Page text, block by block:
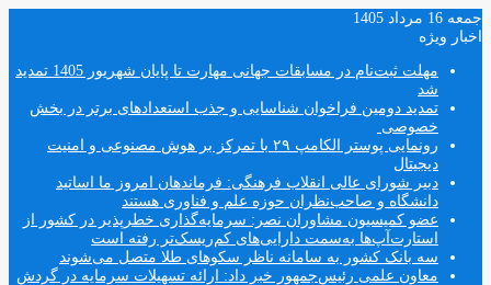
جمعه 16 مرداد 1405
اخبار ویژه
مهلت ثبت‌نام در مسابقات جهانی مهارت تا پایان شهریور 1405 تمدید
شد
تمدید دومین فراخوان شناسایی و جذب استعدادهای برتر در بخش
خصوصی
رونمایی پوستر الکامپ ۲۹ با تمرکز بر هوش مصنوعی و امنیت
دیجیتال
دبیر شورای عالی انقلاب فرهنگی: فرماندهان امروز ما اساتید
دانشگاه و صاحب‌نظران حوزه علم و فناوری هستند
عضو کمیسیون مشاوران نصر: سرمایه‌گذاری خطرپذیر در کشور از
استارت‌آپ‌ها به‌سمت دارایی‌های کم‌ریسک‌تر رفته است
سه بانک کشور به سامانه ناظر سکوهای طلا متصل می‌شوند
معاون علمی رئیس‌جمهور خبر داد: ارائه تسهیلات سرمایه در گردش